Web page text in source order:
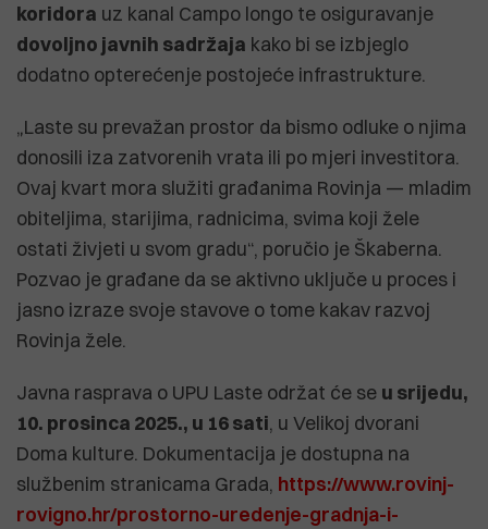
koridora uz kanal Campo longo te osiguravanje
dovoljno javnih sadržaja kako bi se izbjeglo
dodatno opterećenje postojeće infrastrukture.
„Laste su prevažan prostor da bismo odluke o njima
donosili iza zatvorenih vrata ili po mjeri investitora.
Ovaj kvart mora služiti građanima Rovinja — mladim
obiteljima, starijima, radnicima, svima koji žele
ostati živjeti u svom gradu“, poručio je Škaberna.
Pozvao je građane da se aktivno uključe u proces i
jasno izraze svoje stavove o tome kakav razvoj
Rovinja žele.
Javna rasprava o UPU Laste održat će se u srijedu,
10. prosinca 2025., u 16 sati, u Velikoj dvorani
Doma kulture. Dokumentacija je dostupna na
službenim stranicama Grada, https://www.rovinj-
rovigno.hr/prostorno-uredenje-gradnja-i-